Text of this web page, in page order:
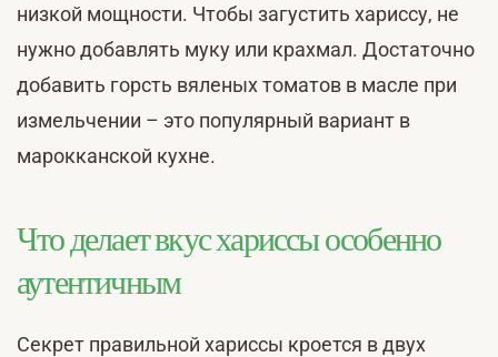
низкой мощности. Чтобы загустить хариссу, не
нужно добавлять муку или крахмал. Достаточно
добавить горсть вяленых томатов в масле при
измельчении – это популярный вариант в
марокканской кухне.
Что делает вкус хариссы особенно
аутентичным
Секрет правильной хариссы кроется в двух